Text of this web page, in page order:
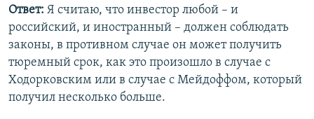
Ответ: Я считаю, что инвестор любой – и
российский, и иностранный – должен соблюдать
законы, в противном случае он может получить
тюремный срок, как это произошло в случае с
Ходорковским или в случае с Мейдоффом, который
получил несколько больше.